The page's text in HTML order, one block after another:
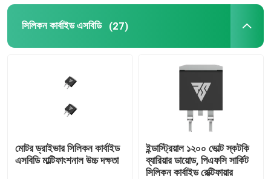
সিলিকন কার্বাইড এসবিডি (27)
মোটর ড্রাইভার সিলিকন কার্বাইড
এসবিডি মাল্টিফাংশনাল উচ্চ দক্ষতা
ইন্ডাস্ট্রিয়াল ১২০০ ভোল্ট স্কটকি
ব্যারিয়ার ডায়োড, পিএফসি সার্কিট
সিলিকন কার্বাইড রেক্টিফায়ার